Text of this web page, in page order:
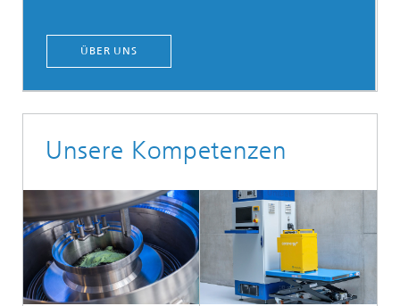
ÜBER UNS
Unsere Kompetenzen